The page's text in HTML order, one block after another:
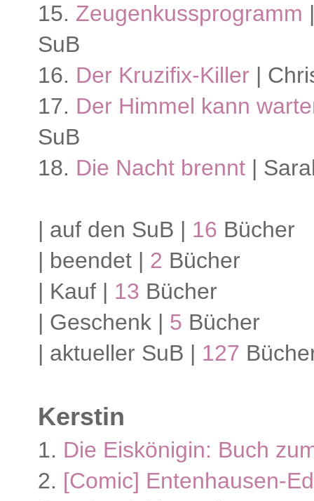
15. Zeugenkussprogramm
SuB
16. Der Kruzifix-Killer |
17. Der Himmel kann
SuB
18. Die Nacht brennt |
| auf den SuB | 16 Bücher
| beendet | 2 Bücher
| Kauf | 13 Bücher
| Geschenk | 5 Bücher
| aktueller SuB | 127
Kerstin
1. Die Eiskönigin: Buch
2. [Comic] Entenhausen-